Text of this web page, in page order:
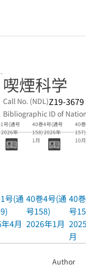
喫煙科学
Call No. (NDL)Z19-3679
Bibliographic ID of
号(通号
年
号(通
4月
40巻4号(通号
158) 2026年
1月
40巻4号(通
号158)
2026年1月
40
10月
40
号
月
Author